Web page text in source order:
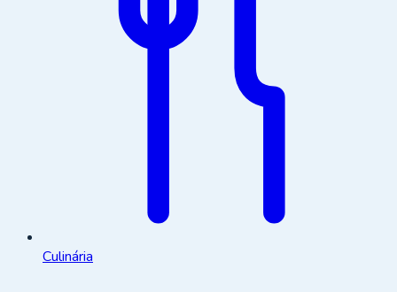
Culinária